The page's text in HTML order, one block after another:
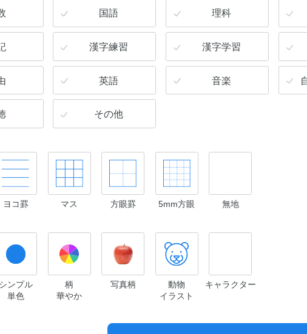
国語 理科
漢字練習 漢字学習
英語 音楽
その他
ヨコ罫 マス 方眼罫 5mm方眼 無地
シンプル
単色
柄
華やか
写真柄
動物
イラスト
キャラクター